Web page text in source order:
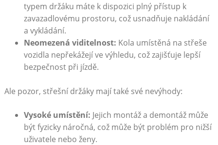
typem držáku máte‌ k‍ dispozici plný‍ přístup k
zavazadlovému prostoru, což usnadňuje nakládání
a vykládání.
Neomezená⁤ viditelnost: Kola umístěná na střeše
vozidla nepřekážejí ve​ výhledu, což zajišťuje lepší
bezpečnost při jízdě.
Ale⁣ pozor, střešní⁤ držáky mají také‍ své nevýhody:
Vysoké umístění: Jejich montáž ⁣a demontáž může
být fyzicky náročná, což‌ může ⁢být problém pro⁣ nižší
uživatele nebo ženy.